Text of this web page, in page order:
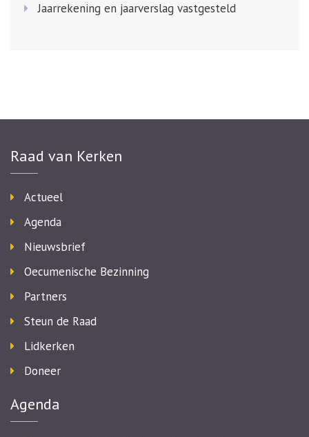
Jaarrekening en jaarverslag vastgesteld
Raad van Kerken
Actueel
Agenda
Nieuwsbrief
Oecumenische Bezinning
Partners
Steun de Raad
Lidkerken
Doneer
Agenda